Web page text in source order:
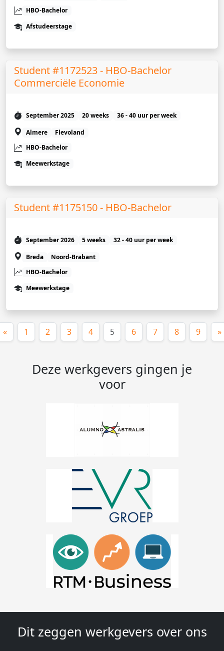
HBO-Bachelor
Afstudeerstage
Student #1172523 - HBO-Bachelor
Commerciële Economie
September 2025 20 weeks
36 - 40 uur per week
Almere
Flevoland
HBO-Bachelor
Meewerkstage
Student #1175150 - HBO-Bachelor
September 2026 5 weeks
32 - 40 uur per week
Breda
Noord-Brabant
HBO-Bachelor
Meewerkstage
« 1 2 3 4 5(huidige)
6 7 8 9 »
Deze werkgevers gingen je
voor
Dit zeggen werkgevers over ons